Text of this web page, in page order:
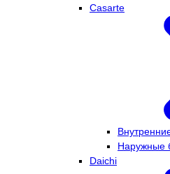
Casarte
Наружные
Daichi